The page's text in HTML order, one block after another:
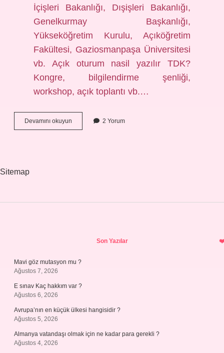
İçişleri Bakanlığı, Dışişleri Bakanlığı,
Genelkurmay Başkanlığı,
Yükseköğretim Kurulu, Açıköğretim
Fakültesi, Gaziosmanpaşa Üniversitesi
vb. Açık oturum nasil yazılır TDK?
Kongre, bilgilendirme şenliği,
workshop, açık toplantı vb.…
Devamını okuyun
Açık
2 Yorum
Sitemap
Son Yazılar
Mavi göz mutasyon mu ?
Ağustos 7, 2026
E sınav Kaç hakkım var ?
Ağustos 6, 2026
Avrupa’nın en küçük ülkesi hangisidir ?
Ağustos 5, 2026
Almanya vatandaşı olmak için ne kadar para gerekli ?
Ağustos 4, 2026